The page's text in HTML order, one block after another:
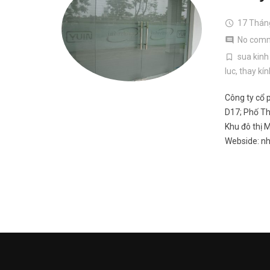
17
No
sua
luc,thay
Công ty cổ
D17; Phố
Khu đô thị
Webside: